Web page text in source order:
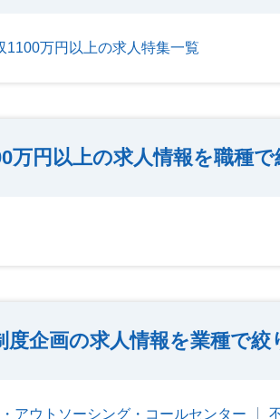
1100万円以上の求人特集一覧
万円以上の求人情報を職種
度企画の求人情報を業種で絞
アウトソーシング・コールセンター